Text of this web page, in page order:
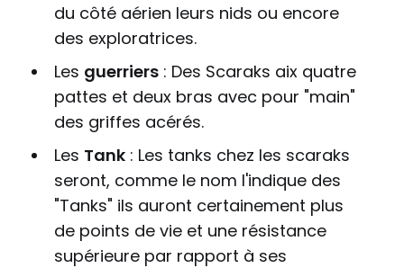
du côté aérien leurs nids ou encore
des exploratrices.
Les guerriers: Des Scaraks aix quatre
pattes et deux bras avec pour "main"
des griffes acérés.
Les Tank: Les tanks chez les scaraks
seront, comme le nom l'indique des
"Tanks" ils auront certainement plus
de points de vie et une résistance
supérieure par rapport à ses